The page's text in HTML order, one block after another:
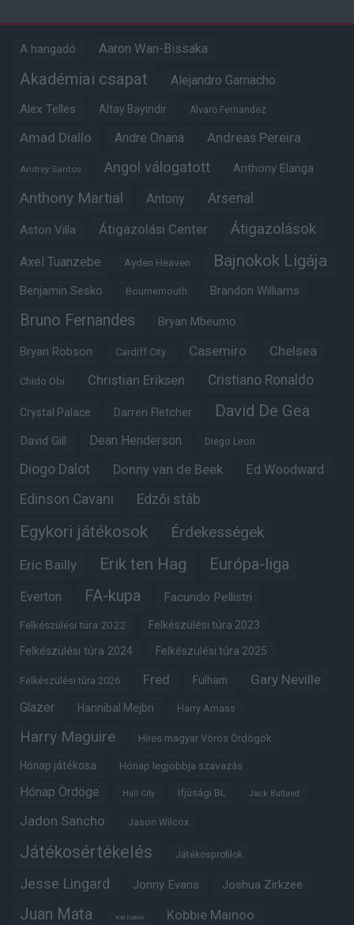
A hangadó Aaron Wan-Bissaka
Akadémiai csapat Alejandro Garnacho
Alex Telles Altay Bayindir Alvaro Fernandez
Amad Diallo Andre Onana Andreas Pereira
Andrey Santos Angol válogatott Anthony Elanga
Anthony Martial Antony Arsenal
Aston Villa Átigazolási Center Átigazolások
Axel Tuanzebe Ayden Heaven Bajnokok Ligája
Benjamin Sesko Bournemouth Brandon Williams
Bruno Fernandes Bryan Mbeumo
Bryan Robson Cardiff City Casemiro Chelsea
Chido Obi Christian Eriksen Cristiano Ronaldo
Crystal Palace Darren Fletcher David De Gea
David Gill Dean Henderson Diego Leon
Diogo Dalot Donny van de Beek Ed Woodward
Edinson Cavani Edzői stáb
Egykori játékosok Érdekességek
Eric Bailly Erik ten Hag Európa-liga
Everton FA-kupa Facundo Pellistri
Felkészülési túra 2022 Felkészülési túra 2023
Felkészülési túra 2024 Felkészülési túra 2025
Felkészülési túra 2026 Fred Fulham Gary Neville
Glazer Hannibal Mejbri Harry Amass
Harry Maguire Híres magyar Vörös Ördögök
Hónap játékosa Hónap legjobbja szavazás
Hónap Ördöge Hull City Ifjúsági BL Jack Butland
Jadon Sancho Jason Wilcox
Játékosértékelés Játékosprofilok
Jesse Lingard Jonny Evans Joshua Zirkzee
Juan Mata Karl Darlow Kobbie Mainoo